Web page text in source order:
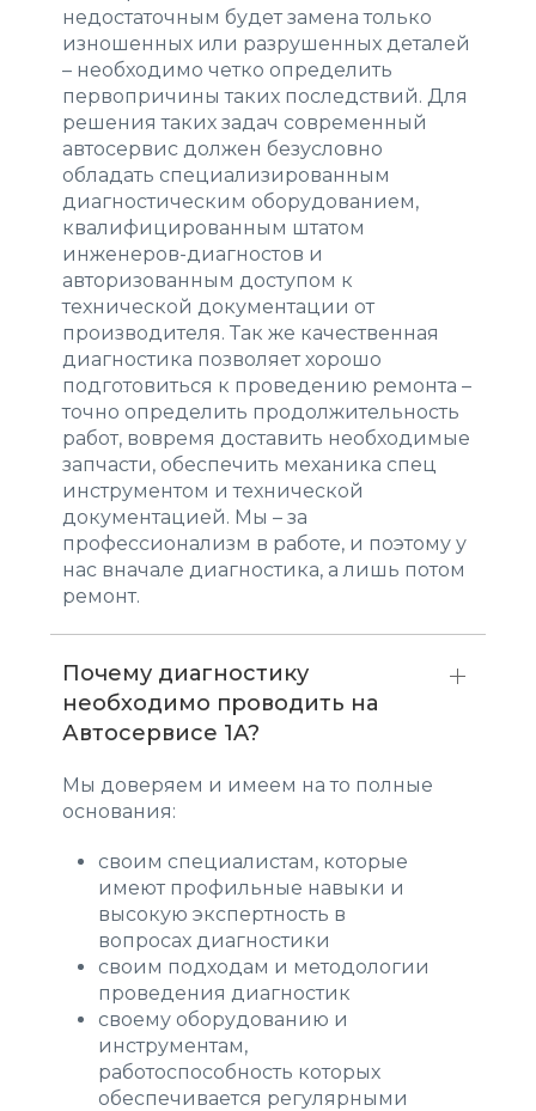
недостаточным будет замена только
изношенных или разрушенных деталей
– необходимо четко определить
первопричины таких последствий. Для
решения таких задач современный
автосервис должен безусловно
обладать специализированным
диагностическим оборудованием,
квалифицированным штатом
инженеров-диагностов и
авторизованным доступом к
технической документации от
производителя. Так же качественная
диагностика позволяет хорошо
подготовиться к проведению ремонта –
точно определить продолжительность
работ, вовремя доставить необходимые
запчасти, обеспечить механика спец
инструментом и технической
документацией. Мы – за
профессионализм в работе, и поэтому у
нас вначале диагностика, а лишь потом
ремонт.
Почему диагностику
необходимо проводить на
Автосервисе 1A?
Мы доверяем и имеем на то полные
основания:
своим специалистам, которые
имеют профильные навыки и
высокую экспертность в
вопросах диагностики
своим подходам и методологии
проведения диагностик
своему оборудованию и
инструментам,
работоспособность которых
обеспечивается регулярными